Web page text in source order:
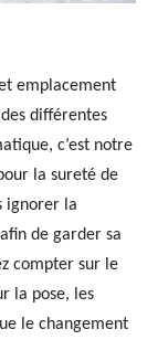
emplacement
différentes
c’est notre
la sureté de
ignorer la
de garder sa
compter sur le
la pose, les
le changement